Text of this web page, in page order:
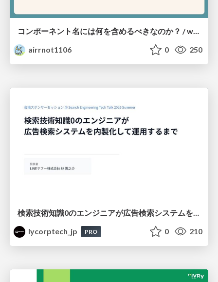
コンポーネント名には何を含めるべきなのか？ / what-should-be-included-in-component-names
airrnot1106
0 250
lycorptech_jp
PRO 0 210